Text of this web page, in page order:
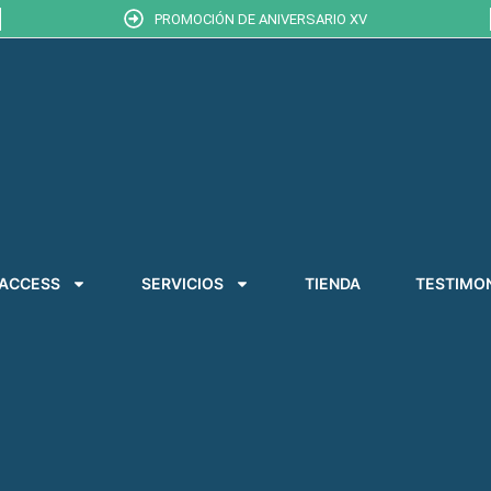
PROMOCIÓN DE ANIVERSARIO XV
SERVICIOS TIENDA